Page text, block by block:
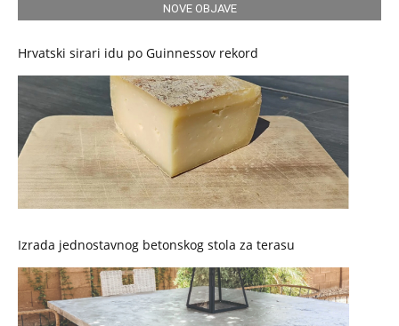
NOVE OBJAVE
Hrvatski sirari idu po Guinnessov rekord
Izrada jednostavnog betonskog stola za terasu